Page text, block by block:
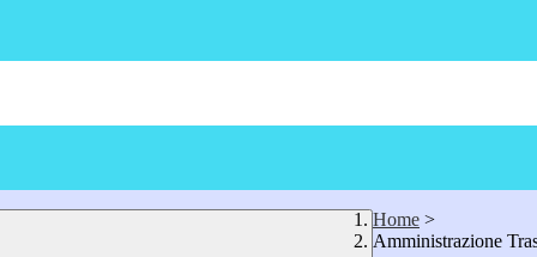
Home >
Amministrazione